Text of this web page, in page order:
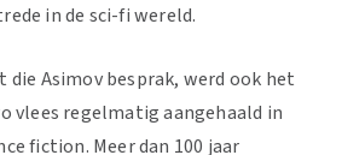
in de sci-fi wereld.
die Asimov besprak, werd ook het
vlees regelmatig aangehaald in
fiction. Meer dan 100 jaar